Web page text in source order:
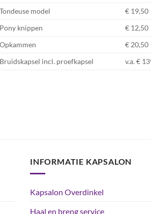
Tondeuse model
€ 19,50
Pony knippen
€ 12,50
Opkammen
€ 20,50
Bruidskapsel incl. proefkapsel
v.a. €
INFORMATIE KAPSALON
Kapsalon Overdinkel
Haal en breng service